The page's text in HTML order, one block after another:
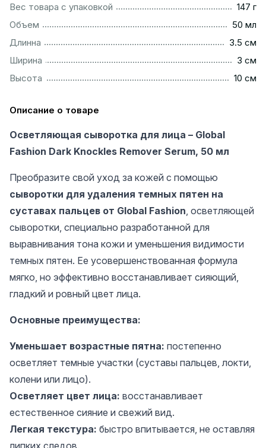
Вес товара с упаковкой
147 г
Объем
50 мл
Длинна
3.5 см
Ширина
3 см
Высота
10 см
Описание о товаре
Осветляющая сыворотка для лица – Global
Fashion Dark Knockles Remover Serum, 50 мл
Преобразите свой уход за кожей с помощью
сыворотки для удаления темных пятен на
суставах пальцев от Global Fashion, осветляющей
сыворотки, специально разработанной для
выравнивания тона кожи и уменьшения видимости
темных пятен. Ее усовершенствованная формула
мягко, но эффективно восстанавливает сияющий,
гладкий и ровный цвет лица.
Основные преимущества:
Уменьшает возрастные пятна: постепенно
осветляет темные участки (суставы пальцев, локти,
колени или лицо).
Осветляет цвет лица: восстанавливает
естественное сияние и свежий вид.
Легкая текстура: быстро впитывается, не оставляя
липких следов.